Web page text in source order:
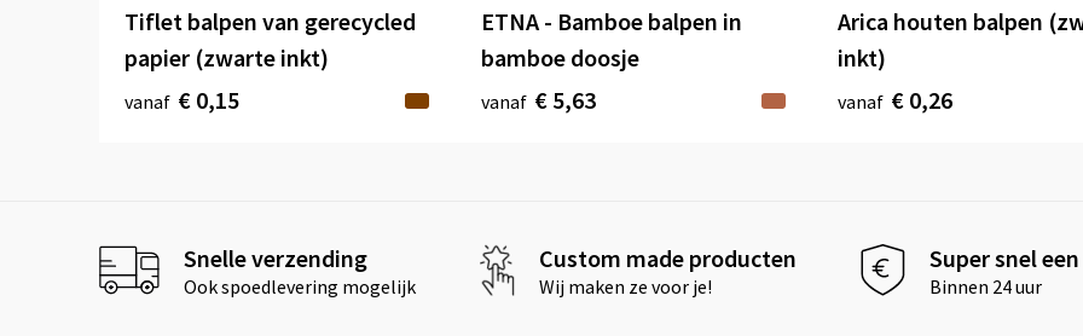
Tiflet balpen van gerecycled
papier (zwarte inkt)
vanaf € 0,15
ETNA - Bamboe balpen in
bamboe doosje
vanaf € 5,63
Arica houten balpen
inkt)
vanaf € 0,26
Snelle verzending
Ook spoedlevering mogelijk
Custom made producten
Wij maken ze voor je!
Super snel
Binnen 24 uur